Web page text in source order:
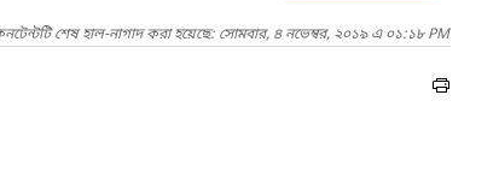
শেষ হাল-নাগাদ করা হয়েছে: সোমবার, ৪ নভেম্বর, ২০১৯ এ ০১:১৮ PM